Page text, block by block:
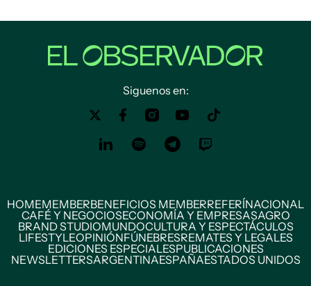
Siguenos en:
HOMEMEMBERBENEFICIOS MEMBERREFERÍNACIONAL
CAFÉ Y NEGOCIOSECONOMÍA Y EMPRESASAGRO
BRAND STUDIOMUNDOCULTURA Y ESPECTÁCULOS
LIFESTYLEOPINIÓNFÚNEBRESREMATES Y LEGALES
EDICIONES ESPECIALESPUBLICACIONES
NEWSLETTERSARGENTINAESPAÑAESTADOS UNIDOS